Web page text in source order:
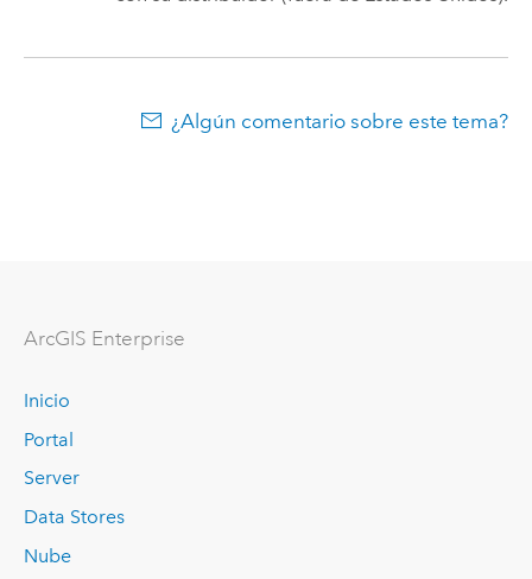
¿Algún comentario sobre este tema?
ArcGIS Enterprise
Inicio
Portal
Server
Data Stores
Nube